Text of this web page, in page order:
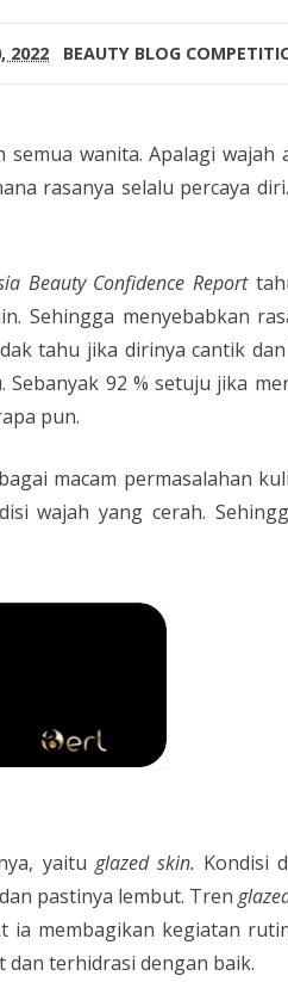
2022 BEAUTY BLOG
wanita. Apalagi
rasanya selalu percaya
Beauty Confidence Report
Sehingga menyebabkan
tahu jika dirinya cantik
92 % setuju jika
pun.
macam permasalahan
wajah yang cerah.
yaitu glazed skin. Kondisi
pastinya lembut. Tren
membagikan kegiatan
dan terhidrasi dengan baik.